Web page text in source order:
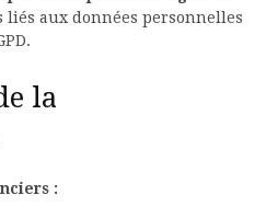
liés aux données personnelles
la
: